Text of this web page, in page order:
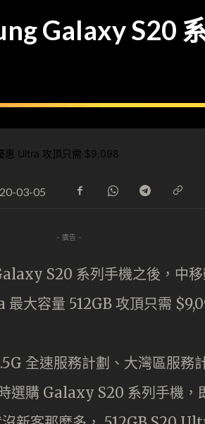
Galaxy
03-05
- 廣告 -
S20 系列手機之後，中
大容量 512GB 攻頂只需
全速服務計劃、大灣區服務
選購 Galaxy S20 系列手機，